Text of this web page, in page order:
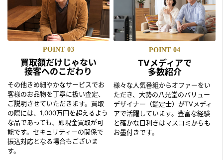
POINT 03
買取額だけじゃない
接客へのこだわり
その他きめ細やかなサービスでお
客様のお品物を丁寧に扱い査定、
ご説明させていただきます。買取
の際には、1,000万円を超えるよう
な品であっても、即現金買取が可
能です。セキュリティーの関係で
振込対応となる場合もございま
す。
POINT 04
TVメディアで
多数紹介
様々な人気番組からオファーをい
ただき、大勢の八光堂のバリュー
デザイナー（鑑定士）がTVメディ
アで活躍しています。豊富な経験
と確かな目利きはマスコミからも
お墨付きです。